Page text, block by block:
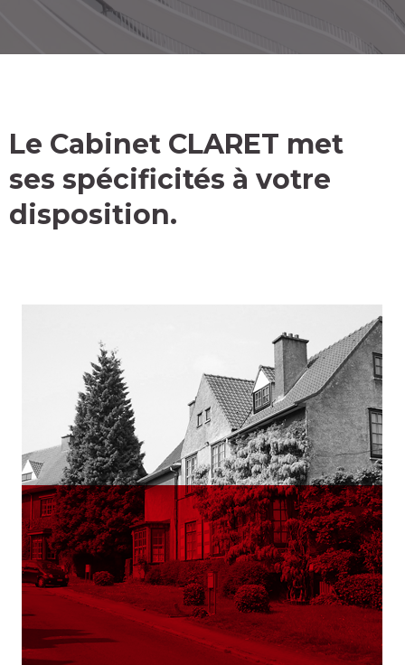
Le Cabinet CLARET met
ses spécificités à votre
disposition.